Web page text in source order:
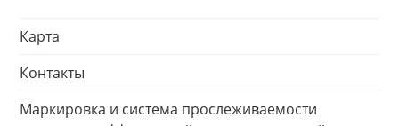
Карта
Контакты
Маркировка и система прослеживаемости